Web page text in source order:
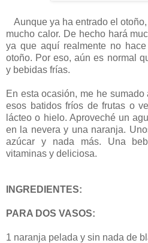
Aunque ya ha entrado el
mucho calor. De hecho hará
ya que aquí realmente no
otoño. Por eso, aún es normal
y bebidas frías.
En esta ocasión, me he
esos batidos fríos de frutas o
lácteo o hielo. Aproveché un
en la nevera y una naranja.
azúcar y nada más. Una
vitaminas y deliciosa.
INGREDIENTES:
PARA DOS VASOS:
1 naranja pelada y sin nada de